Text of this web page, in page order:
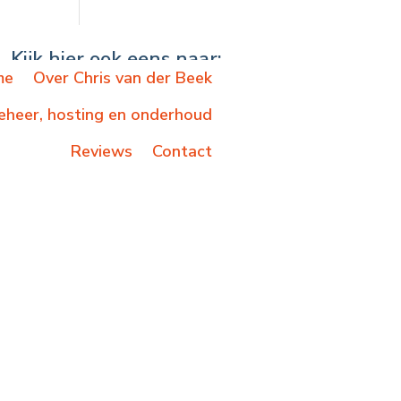
Kijk hier ook eens naar:
Over Chris van der Beek
hosting en onderhoud
Reviews
Contact